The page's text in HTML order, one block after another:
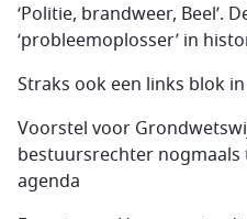
‘Politie, brandweer, Beel’.
‘probleemoplosser’ in
Straks ook een links blok
Voorstel voor
bestuursrechter
agenda